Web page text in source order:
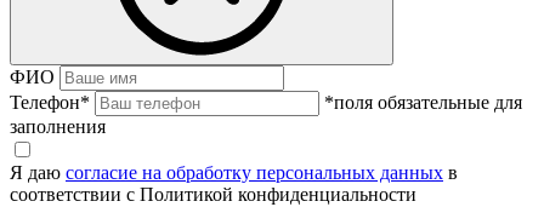
ФИО
Телефон*
*поля обязательные для
заполнения
Я даю согласие на обработку персональных данных в
соответствии с Политикой конфиденциальности